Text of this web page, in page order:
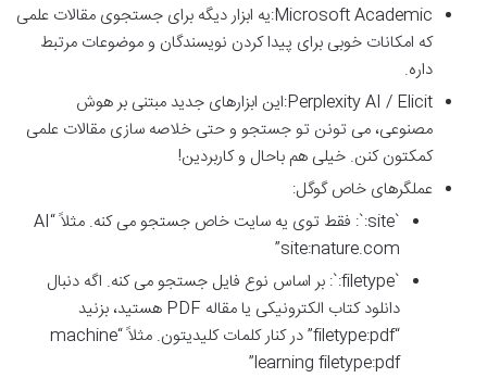
Microsoft Academic:یه ابزار دیگه برای جستجوی مقالات علمی
که امکانات خوبی برای پیدا کردن نویسندگان و موضوعات مرتبط
داره.
Perplexity AI / Elicit:این ابزارهای جدید مبتنی بر هوش
مصنوعی، می تونن تو جستجو و حتی خلاصه سازی مقالات علمی
کمکتون کنن. خیلی هم باحال و کاربردین!
عملگرهای خاص گوگل:
`site:`: فقط توی یه سایت خاص جستجو می کنه. مثلاً “AI
site:nature.com”
`filetype:`: بر اساس نوع فایل جستجو می کنه. اگه دنبال
دانلود کتاب الکترونیکی یا مقاله PDF هستید، بزنید
“filetype:pdf” در کنار کلمات کلیدیتون. مثلاً “machine
learning filetype:pdf”